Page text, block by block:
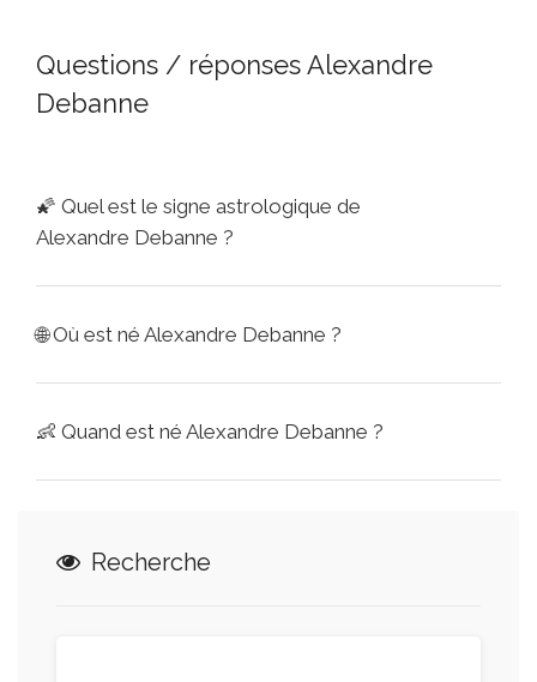
Questions / réponses Alexandre
Debanne
🌠 Quel est le signe astrologique de
Alexandre Debanne ?
🌐Où est né Alexandre Debanne ?
👶 Quand est né Alexandre Debanne ?
Recherche